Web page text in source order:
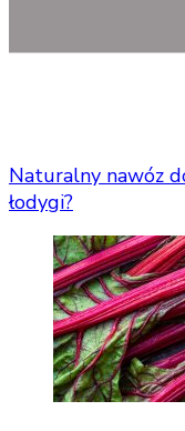
Naturalny nawóz
łodygi?